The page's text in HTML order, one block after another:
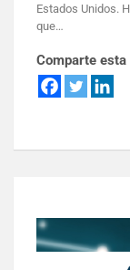
Estados Unidos.
que…
Comparte